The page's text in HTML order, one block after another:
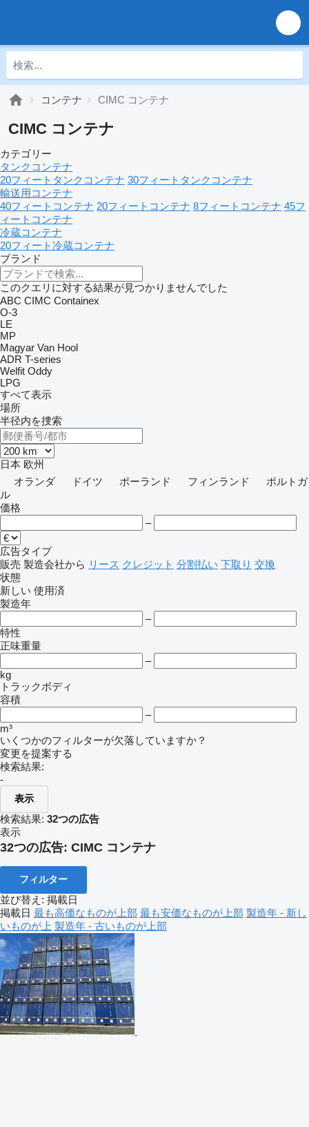
コンテナ CIMC コンテナ
CIMC コンテナ
カテゴリー
タンクコンテナ
20フィートタンクコンテナ 30フィートタンクコンテナ
輸送用コンテナ
40フィートコンテナ 20フィートコンテナ 8フィートコンテナ 45フ
ィートコンテナ
冷蔵コンテナ
20フィート冷蔵コンテナ
ブランド
このクエリに対する結果が見つかりませんでした
ABC CIMC Containex
O-3
LE
MP
Magyar Van Hool
ADR T-series
Welfit Oddy
LPG
すべて表示
場所
半径内を捜索
日本 欧州
オランダ
ドイツ ポーランド フィンランド
ポルトガ
ル
価格
–
広告タイプ
販売 製造会社から リース クレジット 分割払い 下取り 交換
状態
新しい 使用済
製造年
–
特性
正味重量
–
kg
トラックボディ
容積
–
m³
いくつかのフィルターが欠落していますか？
変更を提案する
検索結果:
-
表示
検索結果: 32つの広告
表示
32つの広告: CIMC コンテナ
フィルター
並び替え : 掲載日
掲載日 最も高価なものが上部 最も安価なものが上部 製造年 - 新し
いものが上 製造年 - 古いものが上部